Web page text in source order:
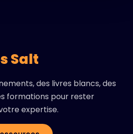
Salt
des livres blancs, des
formations pour rester
expertise.